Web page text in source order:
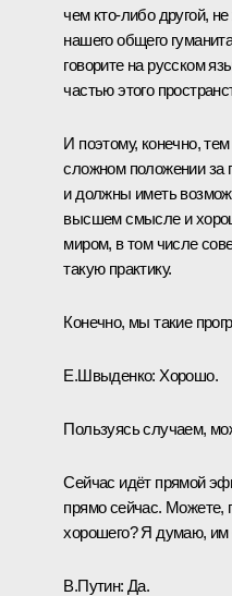
чем кто-либо другой,
нашего общего
говорите на русском
частью этого
И поэтому, конечно,
сложном положении за
и должны иметь
высшем смысле и
миром, в том числе
такую практику.
Конечно, мы такие
Е.Швыденко: Хорошо.
Пользуясь случаем,
Сейчас идёт прямой
прямо сейчас. Можете,
хорошего? Я думаю, им
В.Путин: Да.